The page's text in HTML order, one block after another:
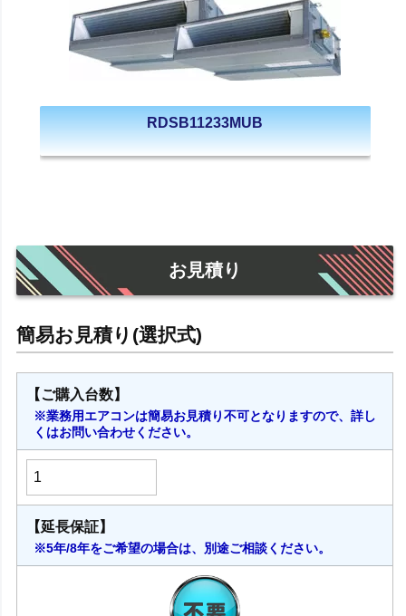
RDSB11233MUB
お見積り
【ご購入台数】
※業務用エアコンは簡易お見積り不可となりますので、詳し
くはお問い合わせください。
【延長保証】
※5年/8年をご希望の場合は、別途ご相談ください。